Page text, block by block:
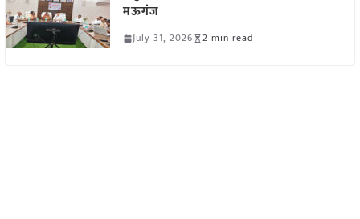
मऊगंज
July 31, 2026 2 min read